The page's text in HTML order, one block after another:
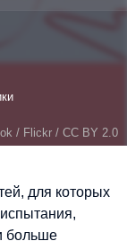
/ Flickr / CC BY 2.0
для которых
больше